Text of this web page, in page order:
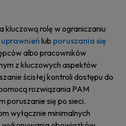
kluczową rolę w ograniczaniu
lub poruszania się
albo pracowników
z kluczowych aspektów
ścisłej kontroli dostępu do
rozwiązania PAM
poruszanie się po sieci.
wyłącznie minimalnych